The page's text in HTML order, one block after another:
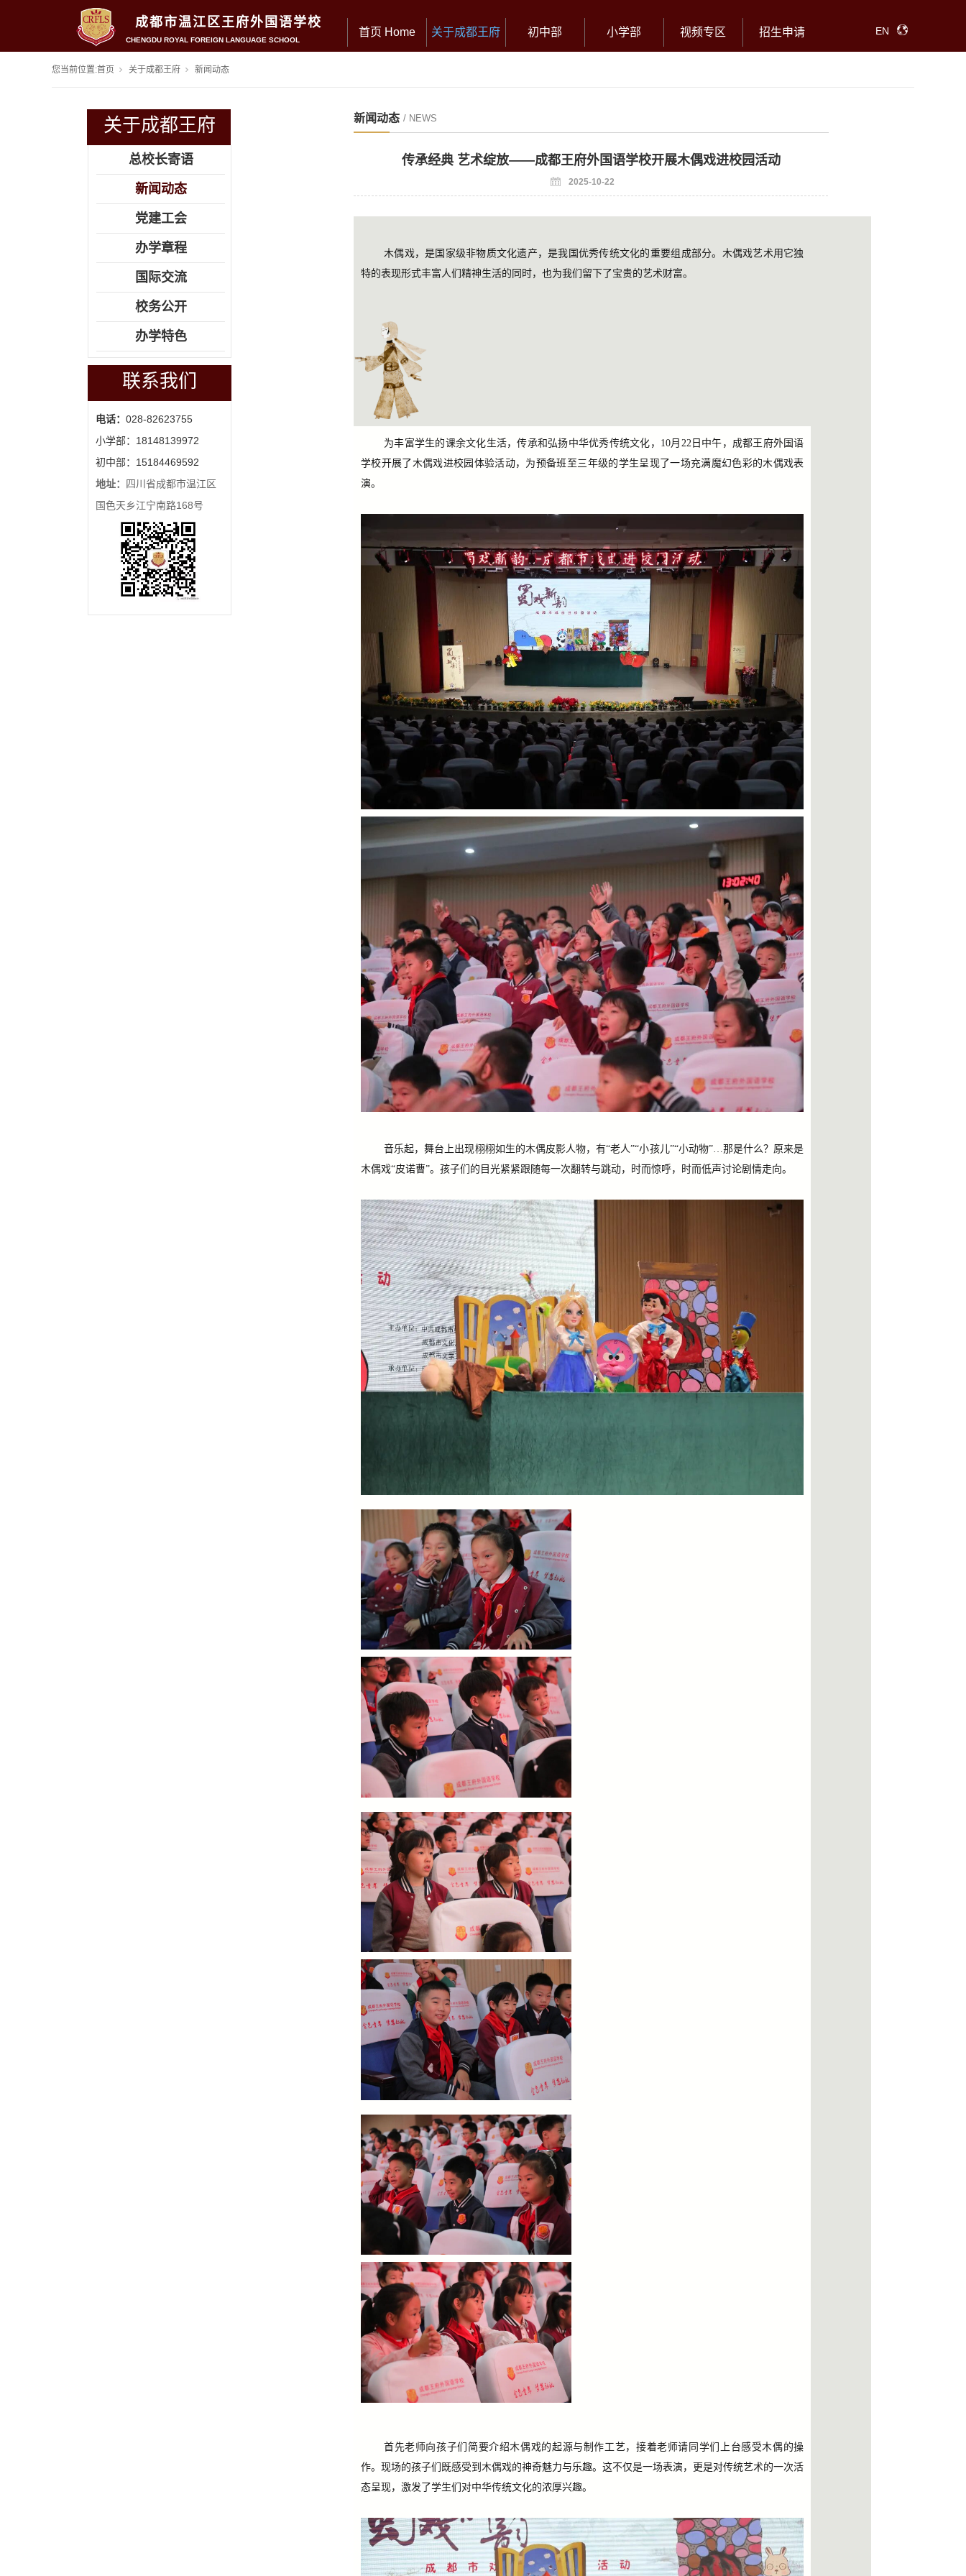
成都市温江区王府外国语学校
CHENGDU ROYAL FOREIGN LANGUAGE SCHOOL
首页 Home 关于成都王府 初中部 小学部 视频专区 招生申请 EN
您当前位置:首页 关于成都王府 新闻动态
关于成都王府
总校长寄语
新闻动态
党建工会
办学章程
国际交流
校务公开
办学特色
联系我们
电话： 028-82623755
小学部：18148139972
初中部：15184469592
地址：
四川省成都市温江区
国色天乡江宁南路168号
新闻动态 / NEWS
传承经典 艺术绽放——成都王府外国语学校开展木偶戏进校园活动
2025-10-22
木偶戏，是国家级非物质文化遗产，是我国优秀传统文化的重要组成部分。木偶戏艺术用它独
特的表现形式丰富人们精神生活的同时，也为我们留下了宝贵的艺术财富。
为丰富学生的课余文化生活，传承和弘扬中华优秀传统文化，10月22日中午，成都王府外国语
学校开展了木偶戏进校园体验活动，为预备班至三年级的学生呈现了一场充满魔幻色彩的木偶戏表
演。
音乐起，舞台上出现栩栩如生的木偶皮影人物，有“老人”“小孩儿”“小动物”…那是什么？原来是
木偶戏“皮诺曹”。孩子们的目光紧紧跟随每一次翻转与跳动，时而惊呼，时而低声讨论剧情走向。
首先老师向孩子们简要介绍木偶戏的起源与制作工艺，接着老师请同学们上台感受木偶的操
作。现场的孩子们既感受到木偶戏的神奇魅力与乐趣。这不仅是一场表演，更是对传统艺术的一次活
态呈现，激发了学生们对中华传统文化的浓厚兴趣。